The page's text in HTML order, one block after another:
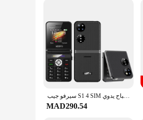
سيرفو جيب S1 4 SIM الاستعداد الوجه الهاتف المحمول 2.4 "عرض ماجيك تسجيل المكالمات الصوتية مصباح يدوي MP3 سرعة الطلب أضعاف الهاتف المحمول
MAD290.54